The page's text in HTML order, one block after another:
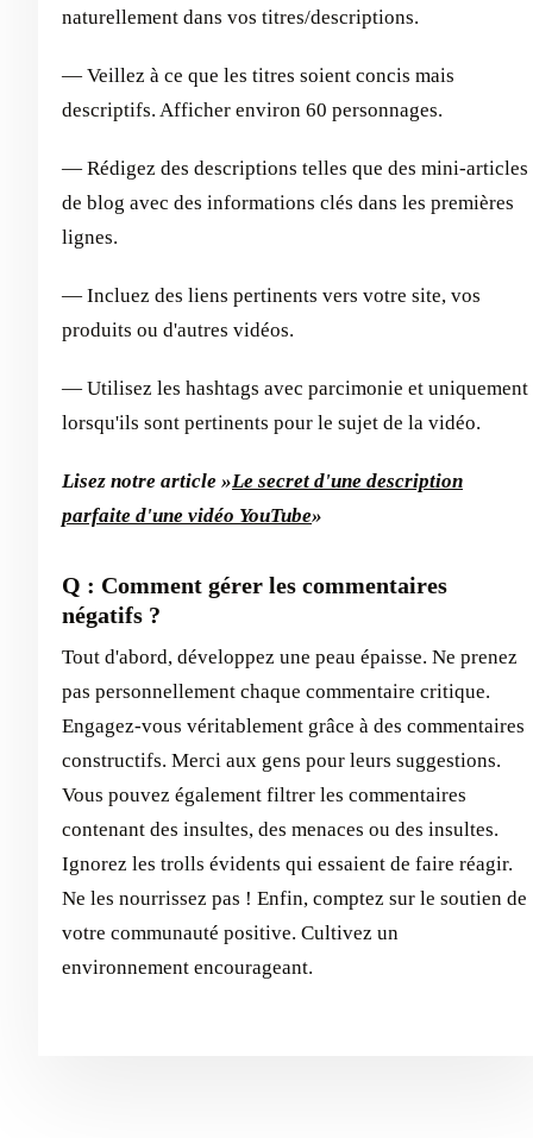
naturellement dans vos titres/descriptions.
— Veillez à ce que les titres soient concis mais
descriptifs. Afficher environ 60 personnages.
— Rédigez des descriptions telles que des mini-articles
de blog avec des informations clés dans les premières
lignes.
— Incluez des liens pertinents vers votre site, vos
produits ou d'autres vidéos.
— Utilisez les hashtags avec parcimonie et uniquement
lorsqu'ils sont pertinents pour le sujet de la vidéo.
Lisez notre article »Le secret d'une description
parfaite d'une vidéo YouTube»
Q : Comment gérer les commentaires
négatifs ?
Tout d'abord, développez une peau épaisse. Ne prenez
pas personnellement chaque commentaire critique.
Engagez-vous véritablement grâce à des commentaires
constructifs. Merci aux gens pour leurs suggestions.
Vous pouvez également filtrer les commentaires
contenant des insultes, des menaces ou des insultes.
Ignorez les trolls évidents qui essaient de faire réagir.
Ne les nourrissez pas ! Enfin, comptez sur le soutien de
votre communauté positive. Cultivez un
environnement encourageant.